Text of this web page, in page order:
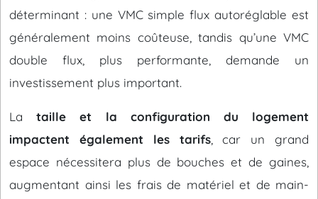
déterminant : une VMC simple flux autoréglable est
généralement moins coûteuse, tandis qu’une VMC
double flux, plus performante, demande un
investissement plus important.
Lataille et la configuration du logement
impactent également les tarifs, car un grand
espace nécessitera plus de bouches et de gaines,
augmentant ainsi les frais de matériel et de main-